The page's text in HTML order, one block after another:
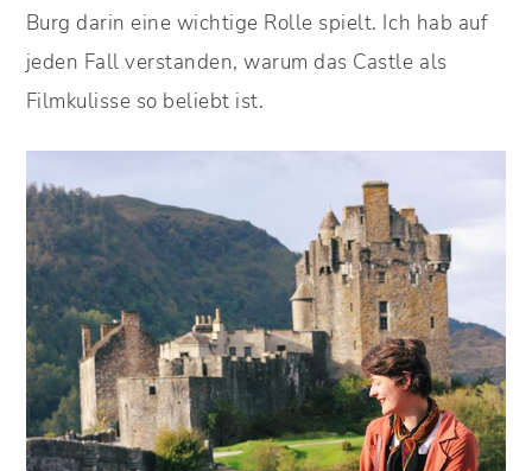
Burg darin eine wichtige Rolle spielt. Ich hab auf
jeden Fall verstanden, warum das Castle als
Filmkulisse so beliebt ist.